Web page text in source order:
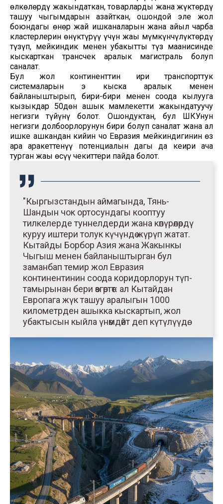
өлкөлөрдү жакындаткан, товарларды жана жүктөрдү
ташуу чыгымдарын азайткан, ошондой эле жол
боюндагы өнөр жай ишканаларын жана айыл чарба
кластерлерин өнүктүрүү үчүн жаңы мүмкүнчүлүктөрдү
түзүп, мейкиндик менен убакытты түз маанисинде
кыскарткан трансчек аралык магистраль болуп
саналат.
Бул жол континенттин ири транспорттук
системаларын эң кыска аралык менен
байланыштырып, бири-бири менен соода кылууга
кызыкдар 50дөн ашык мамлекетти жакындатуучу
негизги түйүнү болот. Ошондуктан, бул ШКУнун
негизги долбоорлорунун бири болуп саналат жана ал
ишке ашкандан кийин чоң Евразия мейкиндигинин өз
ара аракеттенүү потенциалын дагы да кеңири ача
турган жаңы өсүү чекиттери пайда болот.
"Кыргызстандын аймагында, Тянь-
Шандын чок ортосундагы кооптуу
тилкелерде туннелдерди жана көпүрөлөрдү
куруу иштери толук күчүндө жүрүп жатат.
Кытайды Борбор Азия жана Жакынкы
Чыгыш менен байланыштырган бул
заманбап темир жол Евразия
континентинин соода коридорлорун түп-
тамырынан бери өзгөртөт: ал Кытайдан
Европага жүк ташуу аралыгын 1000
километрден ашыкка кыскартып, жол
убактысын кыйла үнөмдөйт деп күтүлүүдө.